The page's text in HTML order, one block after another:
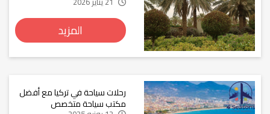
المزيد
رحلات سياحة في تركيا مع أفضل
مكتب سياحة متخصص